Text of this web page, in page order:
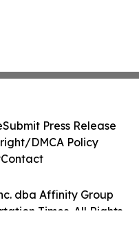
dba Affinity Group
Times. All Rights
Submit Press Release
DMCA Policy
Contact